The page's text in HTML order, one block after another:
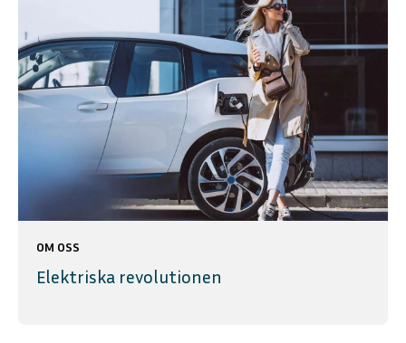
OM OSS
Elektriska revolutionen